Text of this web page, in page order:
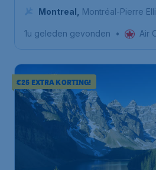
Schiphol
Montreal
Montréal-Pierre
1u geleden gevonden • Air
€25 EXTRA KORTING!